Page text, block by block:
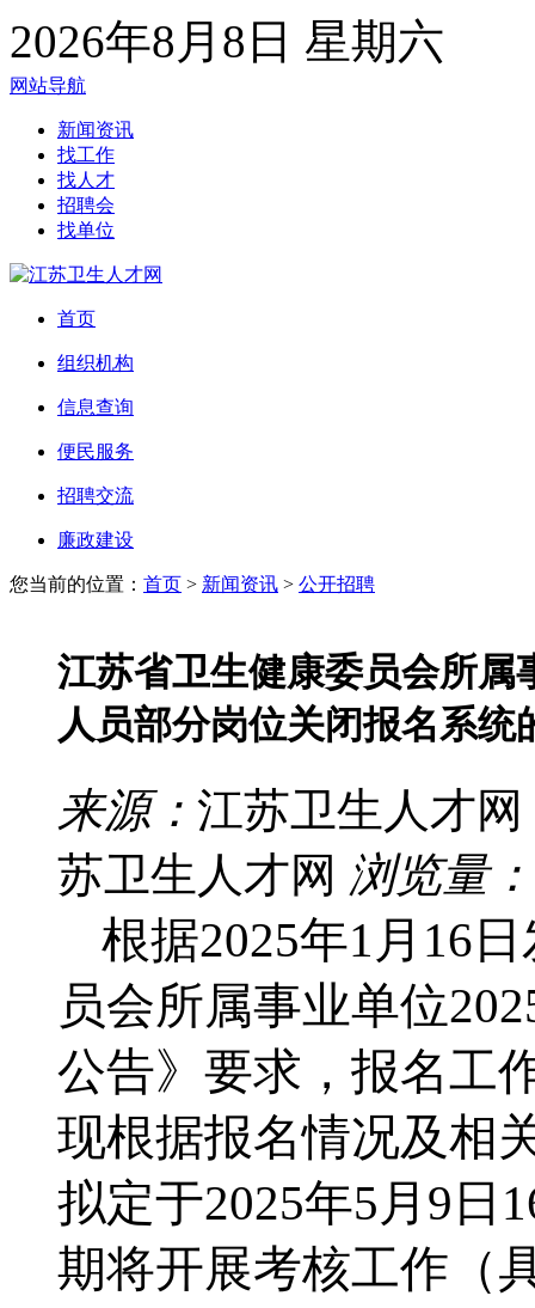
2026年8月8日 星期六
网站导航
新闻资讯
找工作
找人才
招聘会
找单位
首页
组织机构
信息查询
便民服务
招聘交流
廉政建设
您当前的位置： 首页 > 新闻资讯 > 公开招聘
江苏省卫生健康委员会所属
人员部分岗位关闭报名系统
来源： 江苏卫生人才网
苏卫生人才网 浏览量：
根据2025年1月16
员会所属事业单位202
公告》要求，报名工
现根据报名情况及相
拟定于2025年5 月 9 日
期将开展考核工作（